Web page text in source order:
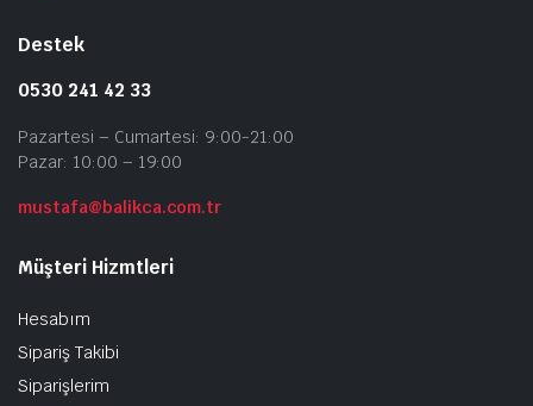
Destek
0530 241 42 33
Pazartesi – Cumartesi: 9:00-21:00
Pazar: 10:00 – 19:00
mustafa@balikca.com.tr
Müşteri Hizmtleri
Hesabım
Sipariş Takibi
Siparişlerim